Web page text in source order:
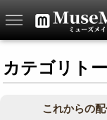
カテゴリト
これからの